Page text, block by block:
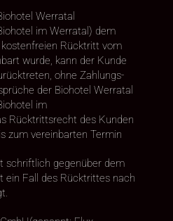
Werratal
im Werratal) dem
Rücktritt vom
wurde, kann der Kunde
ohne Zahlungs-
der Biohotel Werratal
im
Rücktrittsrecht des Kunden
zum vereinbarten Termin
schriftlich gegenüber dem
ein Fall des Rücktrittes nach